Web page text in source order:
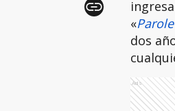
«
dos
Ads